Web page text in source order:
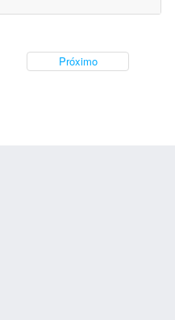
Próximo